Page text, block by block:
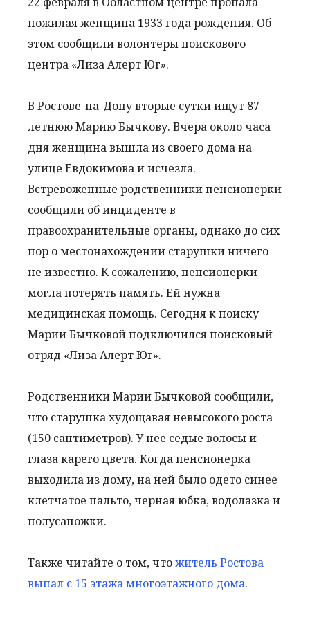
пожилая женщина 1933 года рождения. Об
этом сообщили волонтеры поискового
центра «Лиза Алерт Юг».
В Ростове-на-Дону вторые сутки ищут 87-
летнюю Марию Бычкову. Вчера около часа
дня женщина вышла из своего дома на
улице Евдокимова и исчезла.
Встревоженные родственники пенсионерки
сообщили об инциденте в
правоохранительные органы, однако до сих
пор о местонахождении старушки ничего
не известно. К сожалению, пенсионерки
могла потерять память. Ей нужна
медицинская помощь. Сегодня к поиску
Марии Бычковой подключился поисковый
отряд «Лиза Алерт Юг».
Родственники Марии Бычковой сообщили,
что старушка худощавая невысокого роста
(150 сантиметров). У нее седые волосы и
глаза карего цвета. Когда пенсионерка
выходила из дому, на ней было одето синее
клетчатое пальто, черная юбка, водолазка и
полусапожки.
Также читайте о том, чтожитель Ростова
выпал с 15 этажа многоэтажного дома.